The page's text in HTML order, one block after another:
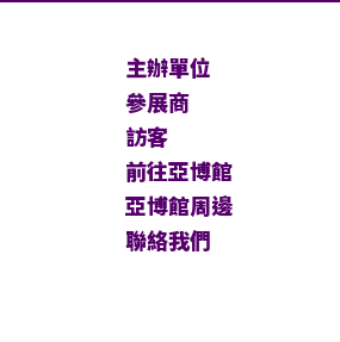
主辦單位
參展商
訪客
前往亞博館
亞博館周邊
聯絡我們